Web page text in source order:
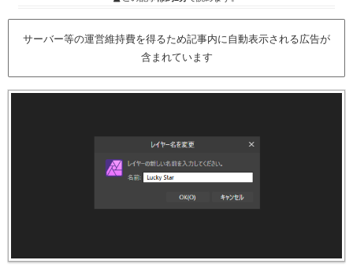
サーバー等の運営維持費を得るため記事内に自動表示される広告が
含まれています